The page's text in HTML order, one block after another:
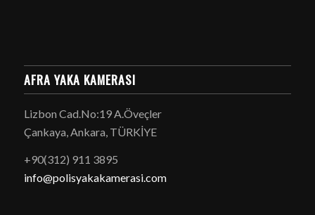
AFRA YAKA KAMERASI
Lizbon Cad.No:19 A.Öveçler
Çankaya, Ankara, TÜRKİYE
+90(312) 911 3895
info@polisyakakamerasi.com